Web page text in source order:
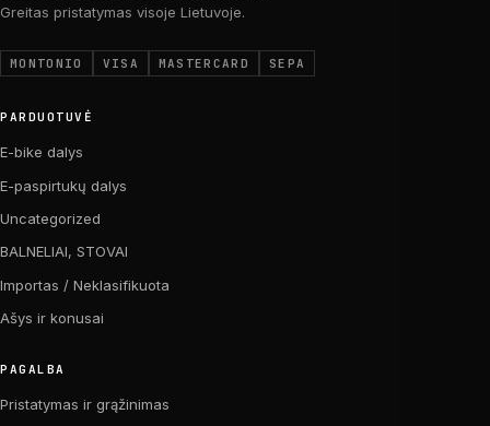
Greitas pristatymas visoje Lietuvoje.
MONTONIO VISA MASTERCARD SEPA
PARDUOTUVĖ
E-bike dalys
E-paspirtukų dalys
Uncategorized
BALNELIAI, STOVAI
Importas / Neklasifikuota
Ašys ir konusai
PAGALBA
Pristatymas ir grąžinimas